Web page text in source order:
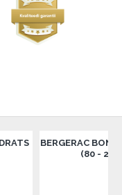
BERGERAC BONNEL
(80 - 200CM)